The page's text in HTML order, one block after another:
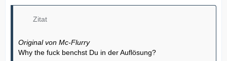
Zitat
Original von Mc-Flurry
Why the fuck benchst Du in der Auflösung?